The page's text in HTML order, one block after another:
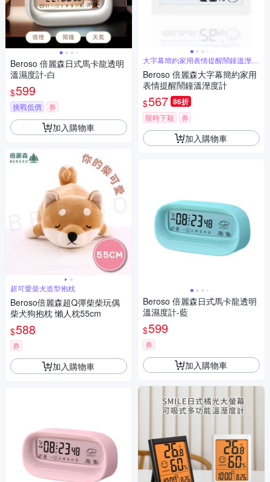
Beroso 倍麗森日式馬卡龍透明
溫濕度計-白
$599
挑戰低價 券
加入購物車
超可愛柴犬造型抱枕
Beroso倍麗森超Q彈柴柴玩偶
柴犬狗抱枕 懶人枕55cm
$588
券
加入購物車
大字幕簡約家用表情提醒鬧鐘溫溼度
計
Beroso 倍麗森大字幕簡約家用
表情提醒鬧鐘溫溼度計
$567 86折
限時下殺 券
加入購物車
Beroso 倍麗森日式馬卡龍透明
溫濕度計-藍
$599
券
加入購物車